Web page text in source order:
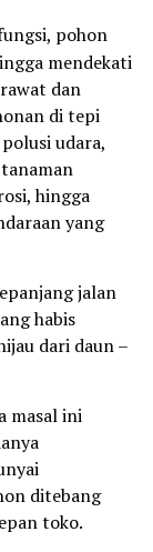
pohon
mendekati
dan
di tepi
udara,
hingga
yang
jalan
habis
dari daun –
masal ini
ditebang
toko.